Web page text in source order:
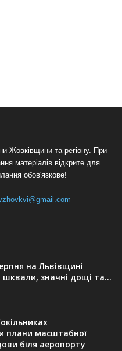
Жовківщини та регіону. При
матеріалів відкрите для
обов'язкове!
на Львівщині
шквали, значні дощі та...
плани масштабної
біля аеропорту